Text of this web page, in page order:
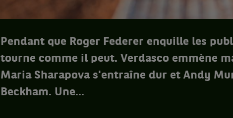
Pendant que Roger Federer enquille les
tourne comme il peut. Verdasco emmène
Maria Sharapova s'entraîne dur et Andy
Beckham. Une...